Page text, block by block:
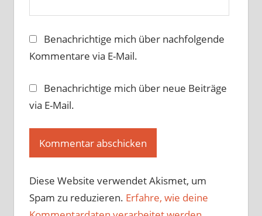
Benachrichtige mich über nachfolgende
Kommentare via E-Mail.
Benachrichtige mich über neue Beiträge
via E-Mail.
Diese Website verwendet Akismet, um
Spam zu reduzieren. Erfahre, wie deine